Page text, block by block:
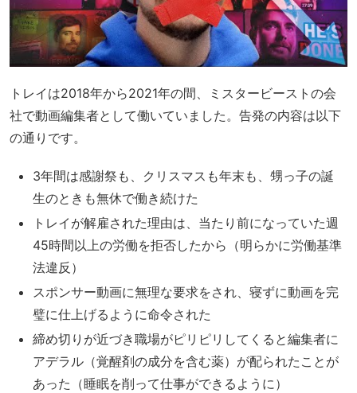
トレイは2018年から2021年の間、ミスタービーストの会
社で動画編集者として働いていました。告発の内容は以下
の通りです。
3年間は感謝祭も、クリスマスも年末も、甥っ子の誕
生のときも無休で働き続けた
トレイが解雇された理由は、当たり前になっていた週
45時間以上の労働を拒否したから（明らかに労働基準
法違反）
スポンサー動画に無理な要求をされ、寝ずに動画を完
璧に仕上げるように命令された
締め切りが近づき職場がピリピリしてくると編集者に
アデラル（覚醒剤の成分を含む薬）が配られたことが
あった（睡眠を削って仕事ができるように）